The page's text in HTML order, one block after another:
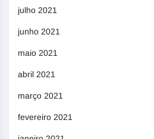
julho 2021
junho 2021
maio 2021
abril 2021
março 2021
fevereiro 2021